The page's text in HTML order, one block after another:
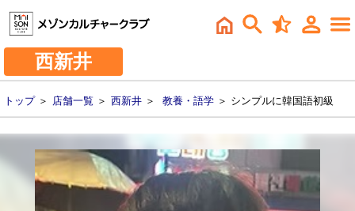
西新井
トップ＞ 店舗一覧 ＞ 西新井 ＞ 教養・語学 ＞ シンプルに韓国語初級